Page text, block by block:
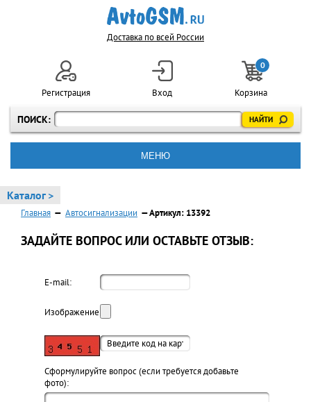
Доставка по всей России
ПОИСК:
Регистрация Вход
0
Корзина
МЕНЮ
Каталог >
Главная — Автосигнализации — Артикул: 13392
ЗАДАЙТЕ ВОПРОС ИЛИ ОСТАВЬТЕ ОТЗЫВ:
E-mail:
Изображение:
Cформулируйте вопрос (если требуется добавьте
фото):